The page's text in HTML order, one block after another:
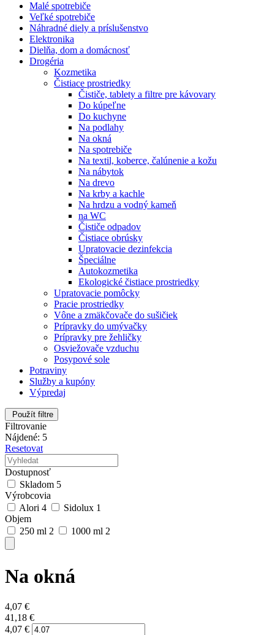
Malé spotrebiče
Veľké spotrebiče
Náhradné diely a príslušenstvo
Elektronika
Dielňa, dom a domácnosť
Drogéria
Kozmetika
Čistiace prostriedky
Čističe, tablety a filtre pre kávovary
Do kúpeľne
Do kuchyne
Na podlahy
Na okná
Na spotrebiče
Na textil, koberce, čalúnenie a kožu
Na nábytok
Na drevo
Na krby a kachle
Na hrdzu a vodný kameň
na WC
Čističe odpadov
Čistiace obrúsky
Upratovacie dezinfekcia
Špeciálne
Autokozmetika
Ekologické čistiace prostriedky
Upratovacie pomôcky
Pracie prostriedky
Vône a zmäkčovače do sušičiek
Prípravky do umývačky
Prípravky pre žehličky
Osviežovače vzduchu
Posypové sole
Potraviny
Služby a kupóny
Výpredaj
Použít filtre
Filtrovanie
Nájdené: 5
Resetovat
Dostupnosť
Skladom 5
Výrobcovia
Alori 4 Sidolux 1
Objem
250 ml 2 1000 ml 2
Na okná
4,07 €
41,18 €
4,07 €